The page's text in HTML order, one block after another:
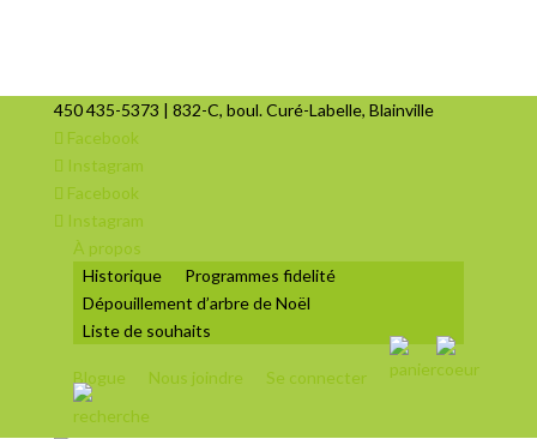
450 435-5373 | 832-C, boul. Curé-Labelle, Blainville
Facebook
Instagram
Facebook
Instagram
À propos
Historique
Programmes fidelité
Dépouillement d’arbre de Noël
Liste de souhaits
Blogue Nous joindre Se connecter